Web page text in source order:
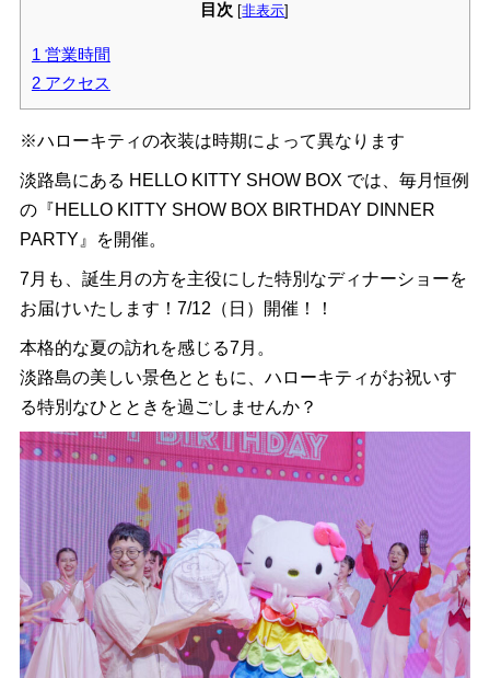
目次 [非表示]
1 営業時間
2アクセス
※ハローキティの衣装は時期によって異なります
淡路島にある HELLO KITTY SHOW BOX では、毎月恒例
の『HELLO KITTY SHOW BOX BIRTHDAY DINNER
PARTY』を開催。
7月も、誕生月の方を主役にした特別なディナーショーを
お届けいたします！7/12（日）開催！！
本格的な夏の訪れを感じる7月。
淡路島の美しい景色とともに、ハローキティがお祝いす
る特別なひとときを過ごしませんか？